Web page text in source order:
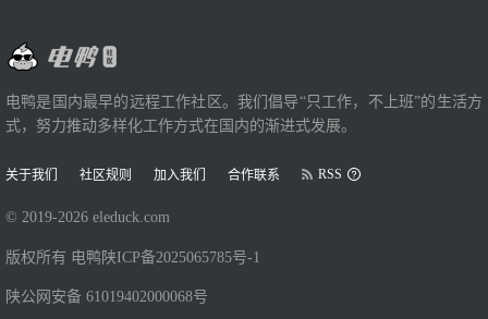
电鸭是国内最早的远程工作社区。我们倡导“只工作，不上班”的生活方
式，努力推动多样化工作方式在国内的渐进式发展。
关于我们 社区规则 加入我们 合作联系 RSS
© 2019-2026 eleduck.com
版权所有 电鸭 陕ICP备2025065785号-1
陕公网安备 61019402000068号